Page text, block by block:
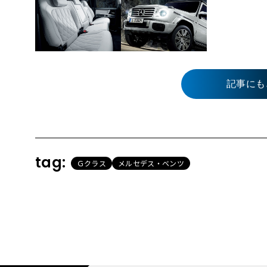
記事に
tag: Ｇクラス メルセデス・ベンツ